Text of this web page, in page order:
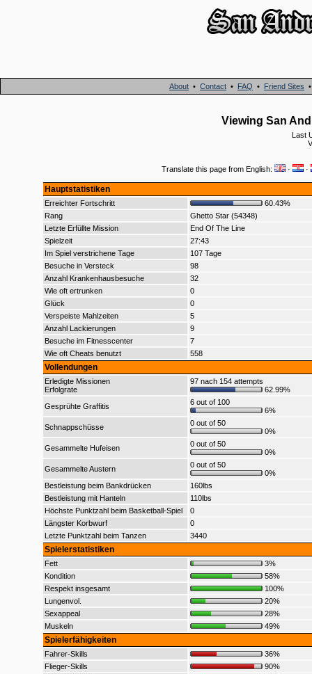
About • Contact • FAQ • Friend Sites
Viewing San
Last
Translate this page from English: · ·
Hauptstatistiken
Erreichter Fortschritt
60.43%
Rang
Ghetto Star (54348)
Letzte Erfüllte Mission
End Of The Line
Spielzeit
27:43
Im Spiel verstrichene Tage
107 Tage
Besuche in Versteck
98
Anzahl Krankenhausbesuche
32
Wie oft ertrunken
0
Glück
0
Verspeiste Mahlzeiten
5
Anzahl Lackierungen
9
Besuche im Fitnesscenter
7
Wie oft Cheats benutzt
558
Vollendungen
Erledigte Missionen
Erfolgrate
97 nach 154 attempts
62.99%
Gesprühte Graffitis
6 out of 100
6%
Schnappschüsse
0 out of 50
0%
Gesammelte Hufeisen
0 out of 50
0%
Gesammelte Austern
0 out of 50
0%
Bestleistung beim Bankdrücken
160lbs
Bestleistung mit Hanteln
110lbs
Höchste Punktzahl beim Basketball-Spiel
0
Längster Korbwurf
0
Letzte Punktzahl beim Tanzen
3440
Spielerstatistiken
Fett
3%
Kondition
58%
Respekt insgesamt
100%
Lungenvol.
20%
Sexappeal
28%
Muskeln
49%
Spielerfähigkeiten
Fahrer-Skills
36%
Flieger-Skills
90%